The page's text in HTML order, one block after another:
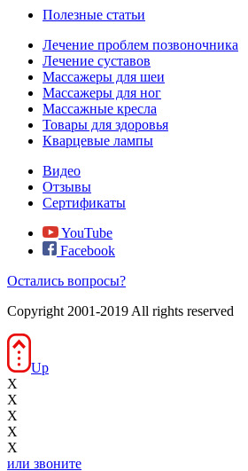
Полезные статьи
Лечение проблем позвоночника
Лечение суставов
Массажеры для шеи
Массажеры для ног
Массажные кресла
Товары для здоровья
Кварцевые лампы
Видео
Отзывы
Сертификаты
YouTube
Facebook
Остались вопросы?
Copyright 2001-2019 All rights reserved
Up
X
X
X
X
X
или звоните